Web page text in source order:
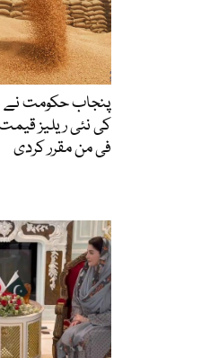
پنجاب حکومت
فی من مقرر کردی